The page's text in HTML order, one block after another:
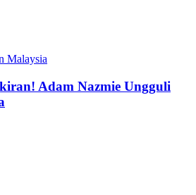
Malaysia
Adam Nazmie Ungguli